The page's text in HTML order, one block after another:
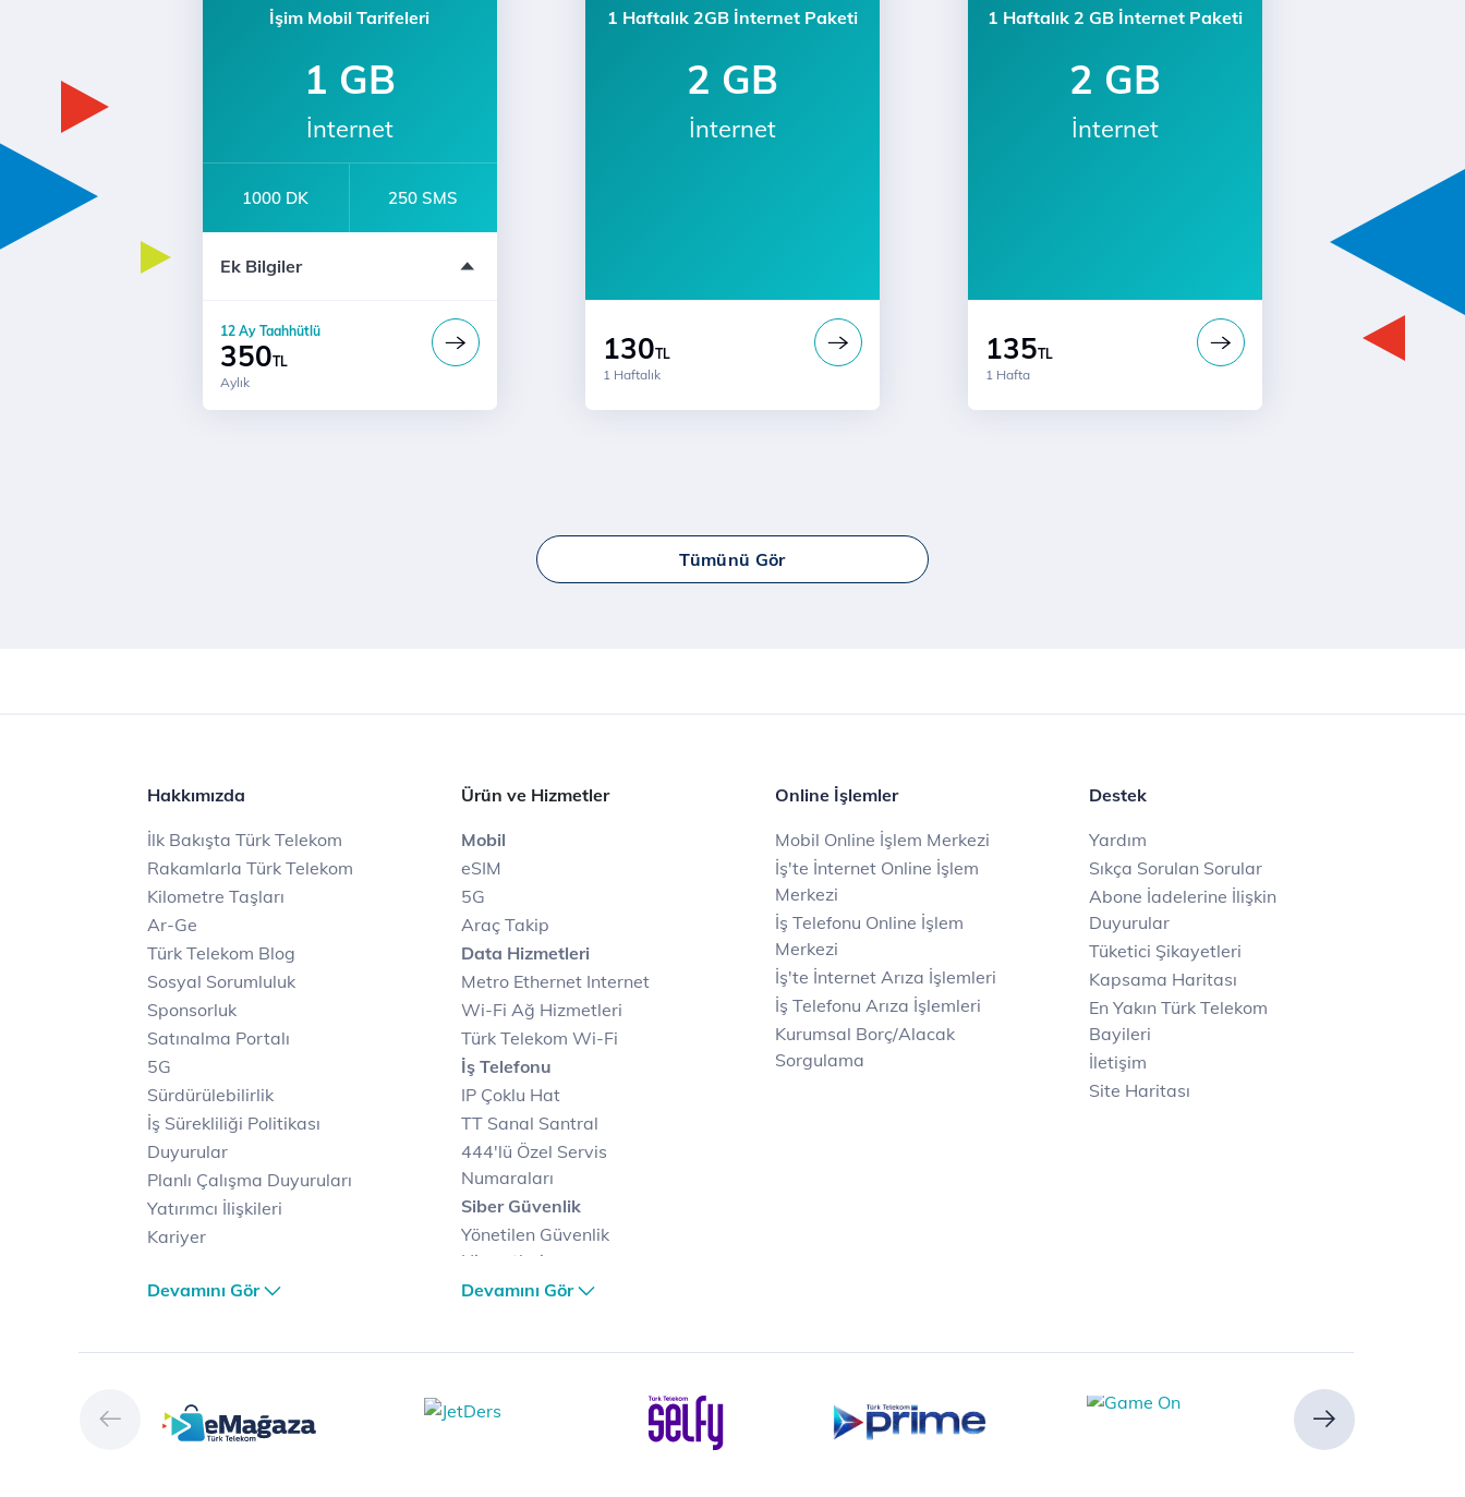
İşim Mobil Tarifeleri
1 GB
İnternet
1000 DK 250 SMS
Ek Bilgiler
12 Ay Taahhütlü
12 Ay Taahhütlü
350TL
Aylık
1 Haftalık 2GB İnternet Paketi
2 GB
İnternet
130TL
1 Haftalık
1 Haftalık 2 GB İnternet Paketi
2 GB
İnternet
135TL
1 Hafta
Tümünü Gör
Hakkımızda
İlk Bakışta Türk Telekom
Rakamlarla Türk Telekom
Kilometre Taşları
Ar-Ge
Türk Telekom Blog
Sosyal Sorumluluk
Sponsorluk
Satınalma Portalı
5G
Sürdürülebilirlik
İş Sürekliliği Politikası
Duyurular
Planlı Çalışma Duyuruları
Yatırımcı İlişkileri
Kariyer
Dağıtım
Hizmet Kalitesi Raporları
Vizyon & Değerlerimiz
Devamını Gör
Ürün ve Hizmetler
Mobil
eSIM
5G
Araç Takip
Data Hizmetleri
Metro Ethernet Internet
Wi-Fi Ağ Hizmetleri
Türk Telekom Wi-Fi
İş Telefonu
IP Çoklu Hat
TT Sanal Santral
444'lü Özel Servis
Numaraları
Siber Güvenlik
Yönetilen Güvenlik
Hizmetleri
Siber Güvenlik Merkezi
Veri Merkezlerimiz
Devamını Gör
Online İşlemler
Mobil Online İşlem Merkezi
İş'te İnternet Online İşlem
Merkezi
İş Telefonu Online İşlem
Merkezi
İş'te İnternet Arıza İşlemleri
İş Telefonu Arıza İşlemleri
Kurumsal Borç/Alacak
Sorgulama
Destek
Yardım
Sıkça Sorulan Sorular
Abone İadelerine İlişkin
Duyurular
Tüketici Şikayetleri
Kapsama Haritası
En Yakın Türk Telekom
Bayileri
İletişim
Site Haritası